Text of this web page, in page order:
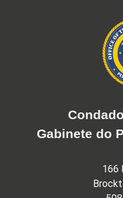
Gabinete do
166